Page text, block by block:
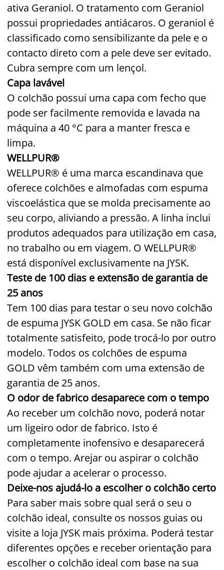
ativa Geraniol. O tratamento com Geraniol
possui propriedades antiácaros. O geraniol é
classificado como sensibilizante da pele e o
contacto direto com a pele deve ser evitado.
Cubra sempre com um lençol.
Capa lavável
O colchão possui uma capa com fecho que
pode ser facilmente removida e lavada na
máquina a 40 °C para a manter fresca e
limpa.
WELLPUR®
WELLPUR® é uma marca escandinava que
oferece colchões e almofadas com espuma
viscoelástica que se molda precisamente ao
seu corpo, aliviando a pressão. A linha inclui
produtos adequados para utilização em casa,
no trabalho ou em viagem. O WELLPUR®
está disponível exclusivamente na JYSK.
Teste de 100 dias e extensão de garantia de
25 anos
Tem 100 dias para testar o seu novo colchão
de espuma JYSK GOLD em casa. Se não ficar
totalmente satisfeito, pode trocá-lo por outro
modelo. Todos os colchões de espuma
GOLD vêm também com uma extensão de
garantia de 25 anos.
O odor de fabrico desaparece com o tempo
Ao receber um colchão novo, poderá notar
um ligeiro odor de fabrico. Isto é
completamente inofensivo e desaparecerá
com o tempo. Arejar ou aspirar o colchão
pode ajudar a acelerar o processo.
Deixe-nos ajudá-lo a escolher o colchão certo
Para saber mais sobre qual será o seu o
colchão ideal, consulte os nossos guias ou
visite a loja JYSK mais próxima. Poderá testar
diferentes opções e receber orientação para
escolher o colchão ideal com base na sua